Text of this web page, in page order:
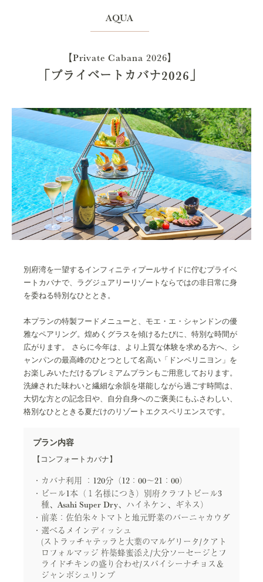
AQUA
【Private Cabana 2026】
「プライベートカバナ2026」
別府湾を一望するインフィニティプールサイドに佇むプライベ
ートカバナで、ラグジュアリーリゾートならではの非日常に身
を委ねる特別なひととき。
本プランの特製フードメニューと、モエ・エ・シャンドンの優
雅なペアリング。煌めくグラスを傾けるたびに、特別な時間が
広がります。 さらに今年は、より上質な体験を求める方へ、シ
ャンパンの最高峰のひとつとして名高い「ドンペリニヨン」を
お楽しみいただけるプレミアムプランもご用意しております。
洗練された味わいと繊細な余韻を堪能しながら過ごす時間は、
大切な方との記念日や、自分自身へのご褒美にもふさわしい、
格別なひとときる夏だけのリゾートエクスペリエンスです。
プラン内容
【コンフォートカバナ】
カバナ利用 ：120分（12：00～21：00）
ビール1本（１名様につき）別府クラフトビール3
種、Asahi Super Dry、ハイネケン、ギネス）
前菜：佐伯朱々トマトと地元野菜のバーニャカウダ
選べるメインディッシュ
(ストラッチャテッラと大葉のマルゲリータ/クアト
ロフォルマッジ 杵築蜂蜜添え/大分ソーセージとフ
ライドチキンの盛り合わせ/スパイシーナチョス＆
ジャンボシュリンプ